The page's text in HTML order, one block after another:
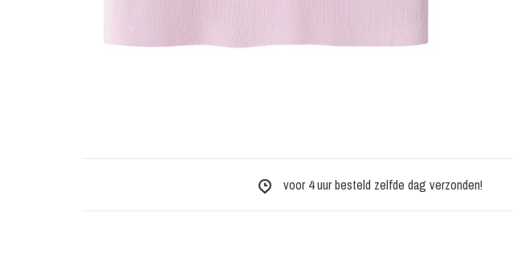
voor 4 uur besteld zelfde dag verzonden!